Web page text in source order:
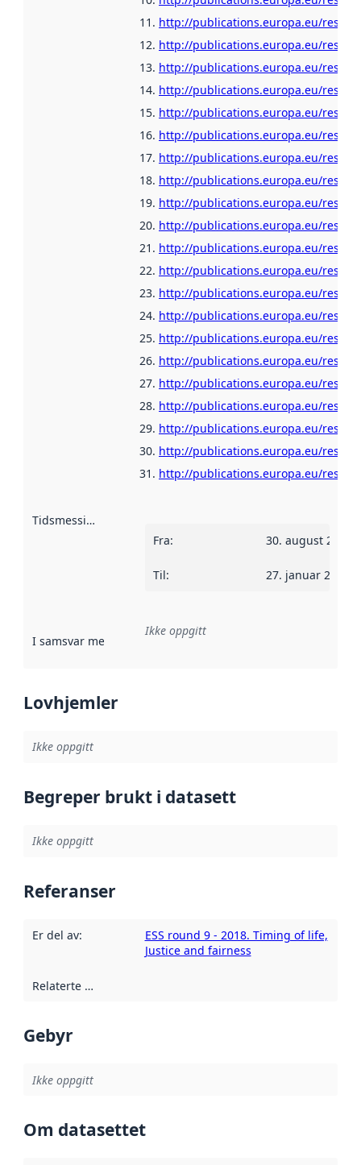
http://publications.europa.eu/
http://publications.europa.eu/
http://publications.europa.eu/
http://publications.europa.eu/
http://publications.europa.eu/
http://publications.europa.eu/
http://publications.europa.eu/
http://publications.europa.eu/
http://publications.europa.eu/
http://publications.europa.eu/
http://publications.europa.eu/
http://publications.europa.eu/
http://publications.europa.eu/
http://publications.europa.eu/
http://publications.europa.eu/
http://publications.europa.eu/
http://publications.europa.eu/
http://publications.europa.eu/
http://publications.europa.eu/
http://publications.europa.eu/
http://publications.europa.eu/
Tidsmessig avgrensning
Fra: 30. august 2018
Til: 27. januar 2020
I samsvar med Referanse til en implementasjonsregel
Ikke oppgitt
Lovhjemler
Ikke oppgitt
Begreper brukt i datasett
Ikke oppgitt
Referanser
Er del av:
ESS round 9 - 2018. Timing of life,
Justice and fairness
Relaterte ressurser
Gebyr
Ikke oppgitt
Om datasettet